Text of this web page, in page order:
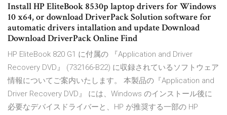
Install HP EliteBook 8530p laptop drivers for Windows
10 x64, or download DriverPack Solution software for
automatic drivers intallation and update Download
Download DriverPack Online Find
HP EliteBook 820 G1 に付属の 『Application and Driver
Recovery DVD』 (732166-B22) に収録されているソフトウェア
情報についてご案内いたします。 本製品の『Application and
Driver Recovery DVD』 には、Windows のインストール後に
必要なデバイスドライバーと、HP が推奨する一部の HP